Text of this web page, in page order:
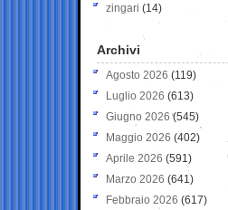
zingari (14)
Archivi
Agosto 2026 (119)
Luglio 2026 (613)
Giugno 2026 (545)
Maggio 2026 (402)
Aprile 2026 (591)
Marzo 2026 (641)
Febbraio 2026 (617)